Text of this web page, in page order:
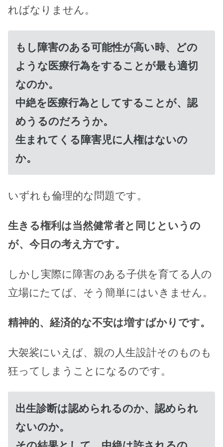
ればなりません。
もし障害のある可能性が高い時、どの
ような医療行為をすることが最も適切
なのか。
中絶を医療行為としてすることが、認
めうるのだろうか。
生まれてくる障害児に人権はないの
か。
いずれも倫理的な問題です。
生きる権利は当然健常者と同じというの
が、今日の考え方です。
しかし実際に障害のある子供を育てる人の
立場にたてば、そう簡単にはいきません。
精神的、経済的な不安は増すばかりです。
大袈裟にいえば、親の人生設計そのものも
狂ってしまうことになるのです。
出生診断は認められるのか、認められ
ないのか。